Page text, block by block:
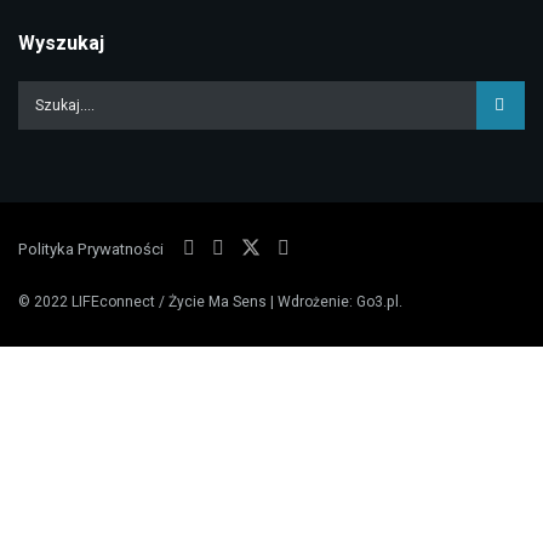
Wyszukaj
Polityka Prywatności
© 2022LIFEconnect / Życie Ma Sens | Wdrożenie: Go3.pl.